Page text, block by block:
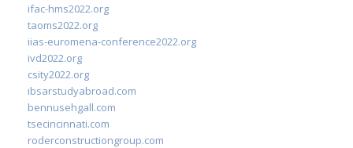
ifac-hms2022.org
taoms2022.org
iias-euromena-conference2022.org
ivd2022.org
csity2022.org
ibsarstudyabroad.com
bennusehgall.com
tsecincinnati.com
roderconstructiongroup.com